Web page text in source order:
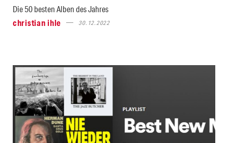
Die 50 besten Alben des Jahres
christian ihle
30.12.2022